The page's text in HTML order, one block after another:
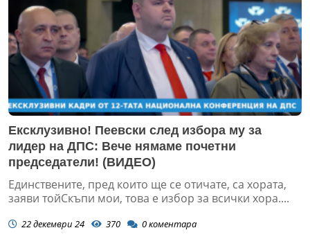
Ексклузивно! Пеевски след избора му за
лидер на ДПС: Вече нямаме почетни
председатели! (ВИДЕО)
Единствените, пред които ще се отичате, са хората,
заяви тойСкъпи мои, това е избор за всички хора....
22 декември 24 370 0коментара